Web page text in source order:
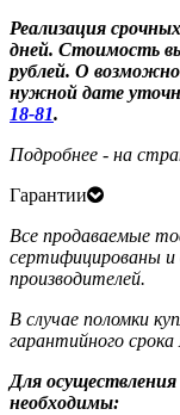
Реализация
дней. Стоимость
рублей. О
нужной дате
18-81.
Подробнее - на
Гарантии
Все продаваемые
сертифицированы и
производителей.
В случае поломки
гарантийного
Для
необходимы: